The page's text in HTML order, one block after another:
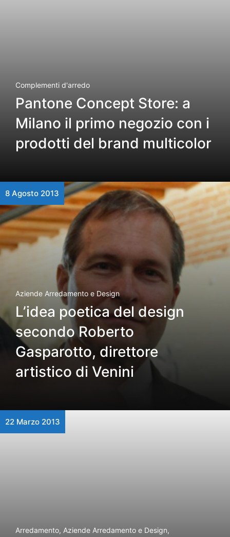
Complementi d'arredo
Pantone Concept Store: a
Milano il primo negozio con i
prodotti del brand multicolor
8 Agosto 2013
Aziende Arredamento e Design
L’idea poetica del design
secondo Roberto
Gasparotto, direttore
artistico di Venini
22 Marzo 2013
Arredamento, Aziende Arredamento e Design,